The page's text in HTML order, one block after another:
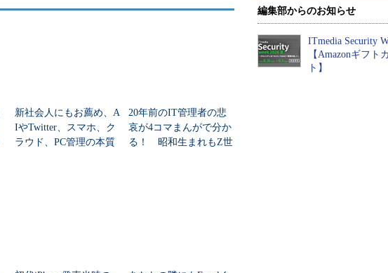
新社会人にもお薦め、A
IやTwitter、スマホ、ク
ラウド、PC管理の本質
20年前のIT管理者の悲
哀が4コマまんがで分か
る！ 昭和生まれもZ世
編集部からのお知らせ
ITmedia Security
【Amazonギフト
ト】